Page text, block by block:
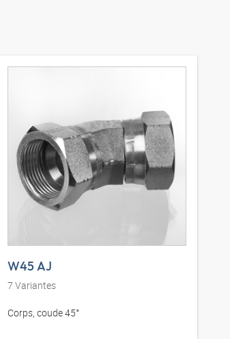
W45 AJ
7 Variantes
Corps, coude 45°